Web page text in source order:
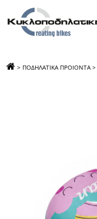
> ΠΟΔΗΛΑΤΙΚΑ ΠΡΟΙΟΝΤΑ >